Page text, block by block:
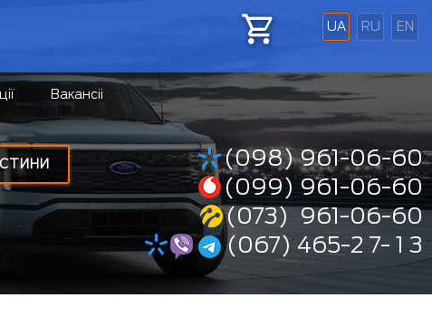
UA RU EN
Вакансіі
(098) 961-06-60
(099) 961-06-60
(073) 961-06-60
(067) 465-2 7- 1 3